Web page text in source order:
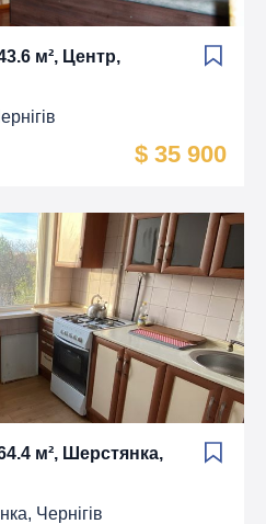
м², Центр,
$ 35 900
м², Шерстянка,
Чернігів